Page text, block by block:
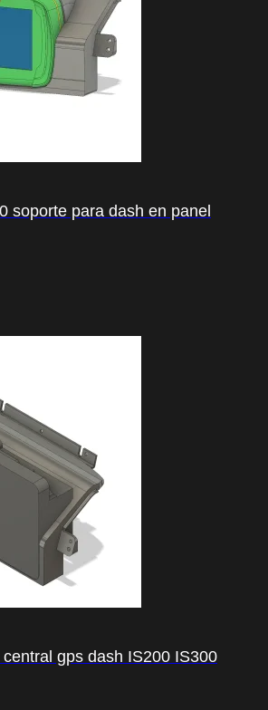
soporte para dash en panel
gps dash IS200 IS300